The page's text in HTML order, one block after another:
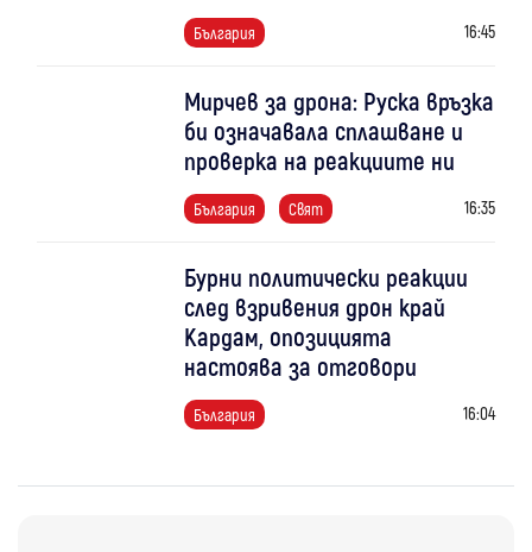
България 16:45
Мирчев за дрона: Руска връзка
би означавала сплашване и
проверка на реакциите ни
България Свят 16:35
Бурни политически реакции
след взривения дрон край
Кардам, опозицията
настоява за отговори
България 16:04